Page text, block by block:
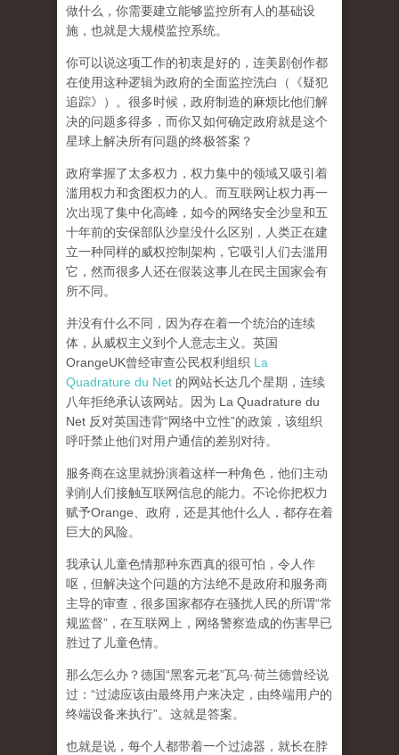
做什么，你需要建立能够监控所有人的基础设
施，也就是大规模监控系统。
你可以说这项工作的初衷是好的，连美剧创作都
在使用这种逻辑为政府的全面监控洗白（《疑犯
追踪》）。 很多时候，政府制造的麻烦比他们解
决的问题多得多，而你又如何确定政府就是这个
星球上解决所有问题的终极答案？
政府掌握了太多权力，权力集中的领域又吸引着
滥用权力和贪图权力的人。而互联网让权力再一
次出现了集中化高峰， 如今的网络安全沙皇和五
十年前的安保部队沙皇没什么区别，人类正在建
立一种同样的威权控制架构，它吸引人们去滥用
它，然而很多人还在假装这事儿在民主国家会有
所不同。
并没有什么不同，因为存在着一个统治的连续
体，从威权主义到个人意志主义。英国
OrangeUK曾经审查公民权利组织 La
Quadrature du Net 的网站长达几个星期，连续
八年拒绝承认该网站。因为 La Quadrature du
Net 反对英国违背“网络中立性”的政策，该组织
呼吁禁止他们对用户通信的差别对待。
服务商在这里就扮演着这样一种角色，他们主动
剥削人们接触互联网信息的能力。不论你把权力
赋予Orange、政府，还是其他什么人，都存在着
巨大的风险。
我承认儿童色情那种东西真的很可怕，令人作
呕，但解决这个问题的方法绝不是政府和服务商
主导的审查，很多国家都存在骚扰人民的所谓“常
规监督”，在互联网上，网络警察造成的伤害早已
胜过了儿童色情。
那么怎么办？德国“黑客元老”瓦乌·荷兰德曾经说
过：“过滤应该由最终用户来决定，由终端用户的
终端设备来执行”。这就是答案。
也就是说，每个人都带着一个过滤器，就长在脖